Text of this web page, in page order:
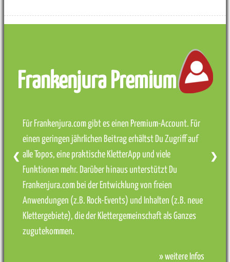
Frankenjura Premium
Für Frankenjura.com gibt es einen Premium-Account. Für
einen geringen jährlichen Beitrag erhältst Du Zugriff auf
alle Topos, eine praktische KletterApp und viele
Funktionen mehr. Darüber hinaus unterstützt Du
Frankenjura.com bei der Entwicklung von freien
Anwendungen (z.B. Rock-Events) und Inhalten (z.B. neue
Klettergebiete), die der Klettergemeinschaft als Ganzes
zugutekommen.
» weitere Infos
❮ ❯